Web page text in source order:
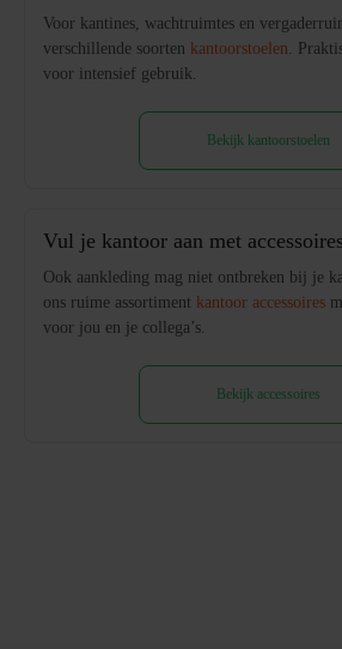
Voor kantines, wachtruimtes en
verschillende soorten kantoorstoelen.
voor intensief gebruik.
Bekijk kantoorstoelen
Vul je kantoor aan met accessoires
Ook aankleding mag niet ontbreken bij je
ons ruime assortiment kantoor accessoires
voor jou en je collega’s.
Bekijk accessoires